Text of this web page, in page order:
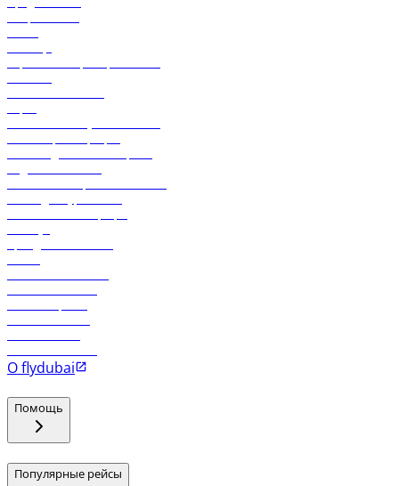
О flydubai
Помощь
Популярные рейсы